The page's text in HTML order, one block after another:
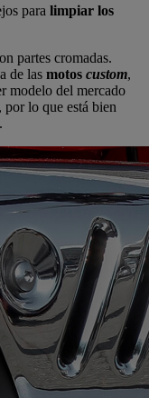
para limpiar los
partes cromadas.
de las motos custom,
modelo del mercado
por lo que está bien